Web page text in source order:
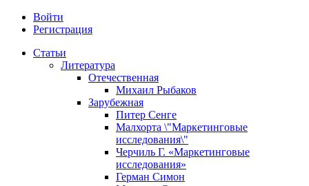
Войти
Регистрация
Статьи
Литература
Отечественная
Михаил Рыбаков
Зарубежная
Питер Сенге
Малхорта \"Маркетинговые
исследования\"
Черчиль Г. «Маркетинговые
исследования»
Герман Симон